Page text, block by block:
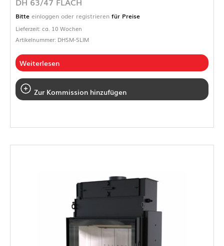
Bitte einloggen oder registrieren für Preise
Lieferzeit: ca. 10 Wochen
Artikelnummer: DHSM-SLIM
Weiterlesen
Zur Kommission hinzufügen